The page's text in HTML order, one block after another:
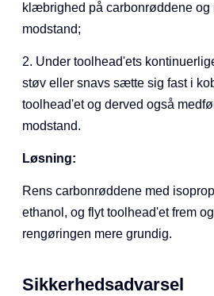
klæbrighed på carbonrøddene og
modstand;
2. Under toolhead'ets
støv eller snavs sætte sig fast i
toolhead'et og derved også
modstand.
Løsning:
Rens carbonrøddene med
ethanol, og flyt toolhead'et frem
rengøringen mere grundig.
Sikkerhedsadvarsel